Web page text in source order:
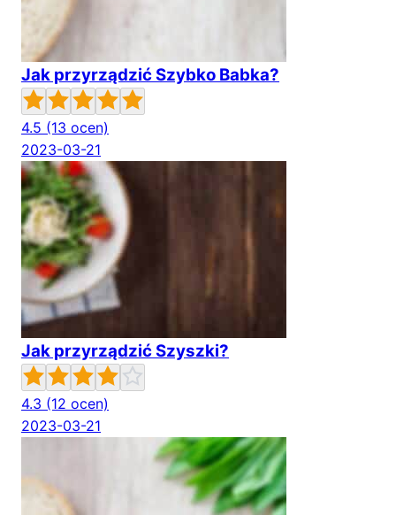
Jak przyrządzić Szybko Babka?
4.5 (13 ocen)
2023-03-21
Jak przyrządzić Szyszki?
4.3 (12 ocen)
2023-03-21